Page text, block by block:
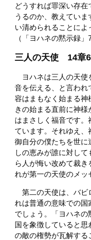
どうすれば罪深い存
うるのか、教えてい
い清められることに
（「ヨハネの黙示録」
三人の天使 14章
ヨハネは三人の天使
音を伝える、と言われ
容はまもなく始まる
きの始まる直前に神
はまさしく福音です
ています。それゆえ、
御自分の僕たちを世に
しの恵みが誰に対し
ら人が悔い改めて裁き
れが第一の天使のメッ
第二の天使は、バビ
れは普通の意味での国
でしょう。「ヨハネ
国を象徴していると
の敵の権勢が瓦解する